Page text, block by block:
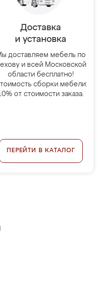
Доставка
и установка
доставляем мебель по
и всей Московской
области бесплатно!
сборки мебели:
от стоимости заказа.
ПЕРЕЙТИ В КАТАЛОГ